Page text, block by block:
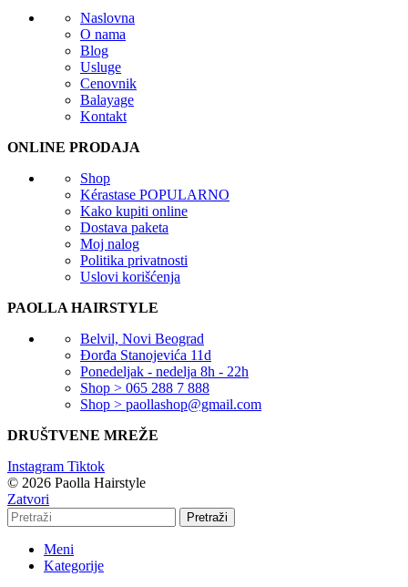
Naslovna
O nama
Blog
Usluge
Cenovnik
Balayage
Kontakt
ONLINE PRODAJA
Shop
Kérastase POPULARNO
Kako kupiti online
Dostava paketa
Moj nalog
Politika privatnosti
Uslovi korišćenja
PAOLLA HAIRSTYLE
Belvil, Novi Beograd
Đorđa Stanojevića 11d
Ponedeljak - nedelja 8h - 22h
Shop > 065 288 7 888
Shop > paollashop@gmail.com
DRUŠTVENE MREŽE
Instagram Tiktok
© 2026 Paolla Hairstyle
Zatvori
Pretraži
Meni
Kategorije